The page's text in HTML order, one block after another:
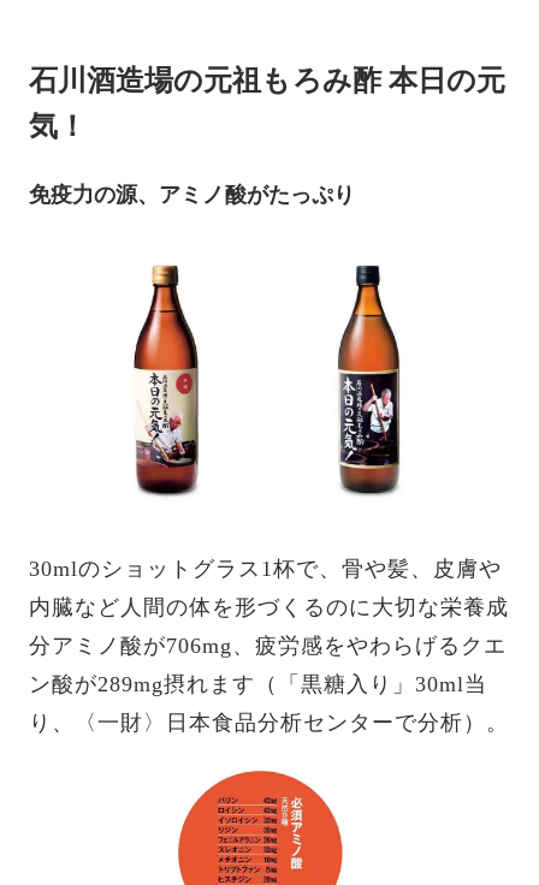
石川酒造場の元祖もろみ酢 本日の元
気！
免疫力の源、アミノ酸がたっぷり
30mlのショットグラス1杯で、骨や髪、皮膚や
内臓など人間の体を形づくるのに大切な栄養成
分アミノ酸が706mg、疲労感をやわらげるクエ
ン酸が289mg摂れます（「黒糖入り」30ml当
り、〈一財〉日本食品分析センターで分析）。